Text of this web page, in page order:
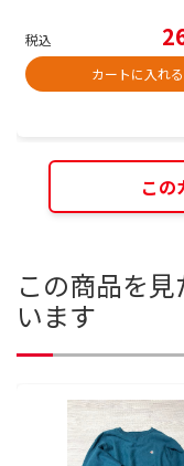
税込
カートに入れる
この
この商品を
います